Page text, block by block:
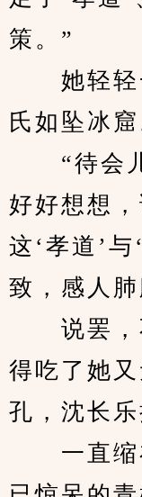
策。”
她轻轻
氏如坠冰窟
“待会儿
好好想想
这‘孝道’
致，感人
说罢，
得吃了她
孔，沈长
一直缩